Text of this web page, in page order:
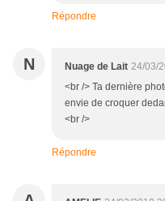
Répondre
N Nuage de Lait 24/03/
<br /> Ta dernière
envie de croquer
<br />
Répondre